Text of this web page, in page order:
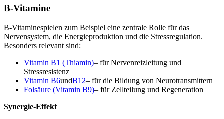
B-Vitamine
B-Vitaminespielen zum Beispiel eine zentrale Rolle für das
Nervensystem, die Energieproduktion und die Stressregulation.
Besonders relevant sind:
Vitamin B1 (Thiamin)– für Nervenreizleitung und
Stressresistenz
Vitamin B6undB12– für die Bildung von Neurotransmittern
Folsäure (Vitamin B9)– für Zellteilung und Regeneration
Synergie-Effekt